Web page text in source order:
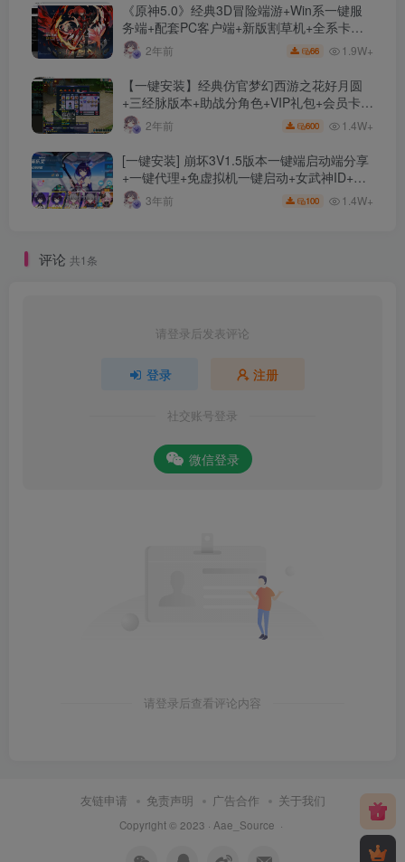
《原神5.0》经典3D冒险端游+Win系一键服
务端+配套PC客户端+新版割草机+全系卡池
文件2年前 66 1.9W+
【一键安装】经典仿官梦幻西游之花好月圆
+三经脉版本+助战分角色+VIP礼包+会员卡
+剧情活动+视频搭建及其他修改资料
2年前 600 1.4W+
[一键安装] 崩坏3V1.5版本一键端启动端分享
+一键代理+免虚拟机一键启动+女武神ID+详
细指令+极简一键修改
3年前 100 1.4W+
评论 共1条
请登录后发表评论
登录 注册
社交账号登录
微信登录
请登录后查看评论内容
友链申请 免责声明 广告合作 关于我们
Copyright © 2023 · Aae_Source ·